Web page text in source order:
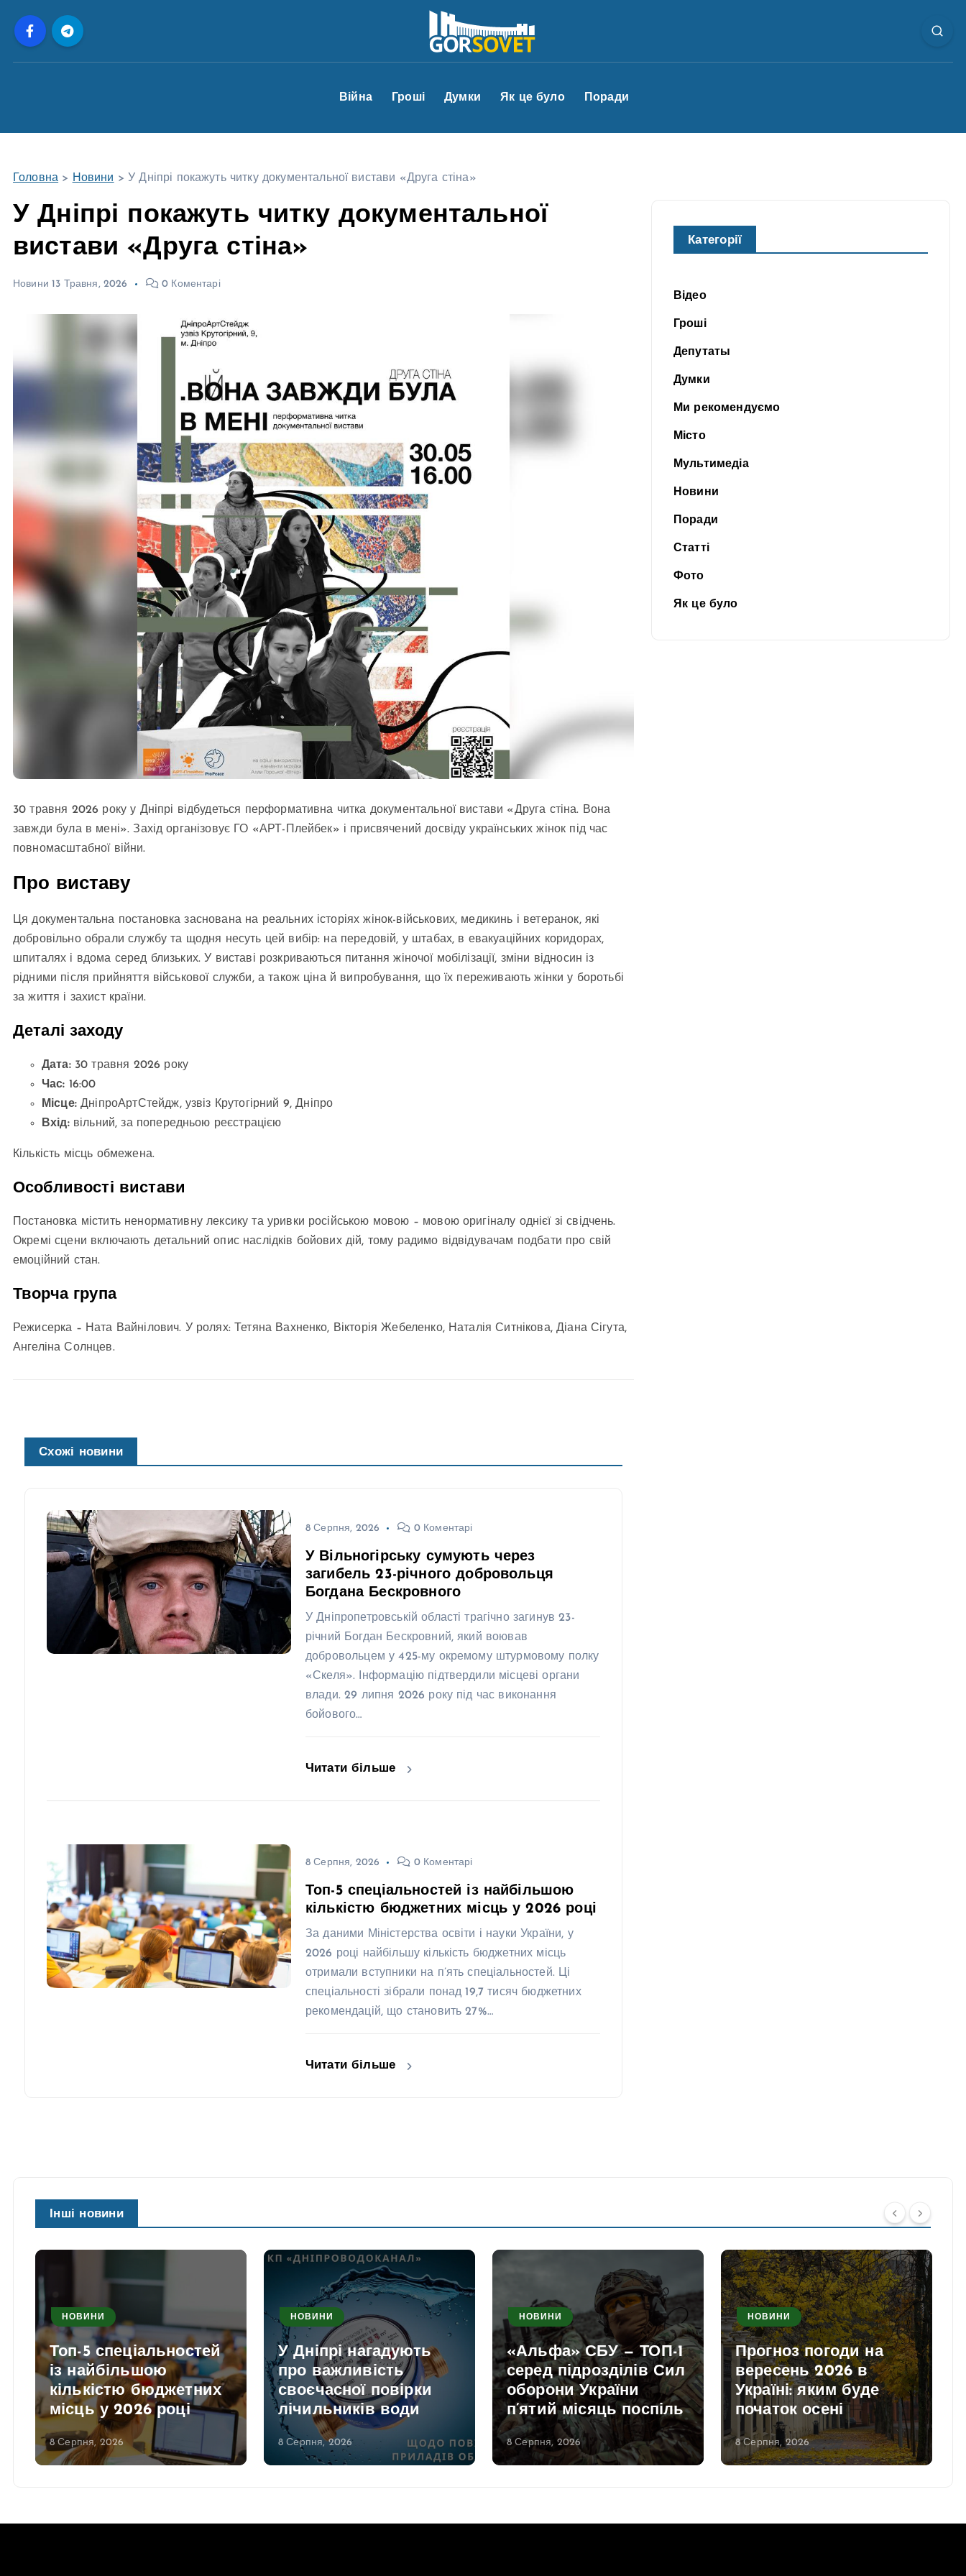
Війна Гроші Думки Як це було Поради
Головна > Новини > У Дніпрі покажуть читку документальної вистави «Друга стіна»
У Дніпрі покажуть читку документальної
вистави «Друга стіна»
Новини 13 Травня, 2026 0 Коментарі
30 травня 2026 року у Дніпрі відбудеться перформативна читка документальної вистави «Друга стіна. Вона
завжди була в мені». Захід організовує ГО «АРТ-Плейбек» і присвячений досвіду українських жінок під час
повномасштабної війни.
Про виставу
Ця документальна постановка заснована на реальних історіях жінок-військових, медикинь і ветеранок, які
добровільно обрали службу та щодня несуть цей вибір: на передовій, у штабах, в евакуаційних коридорах,
шпиталях і вдома серед близьких. У виставі розкриваються питання жіночої мобілізації, зміни відносин із
рідними після прийняття військової служби, а також ціна й випробування, що їх переживають жінки у боротьбі
за життя і захист країни.
Деталі заходу
Дата:30 травня 2026 року
Час: 16:00
Місце:ДніпроАртСтейдж, узвіз Крутогірний 9, Дніпро
Вхід:вільний, за попередньою реєстрацією
Кількість місць обмежена.
Особливості вистави
Постановка містить ненормативну лексику та уривки російською мовою – мовою оригіналу однієї зі свідчень.
Окремі сцени включають детальний опис наслідків бойових дій, тому радимо відвідувачам подбати про свій
емоційний стан.
Творча група
Режисерка – Ната Вайнілович. У ролях: Тетяна Вахненко, Вікторія Жебеленко, Наталія Ситнікова, Діана Сігута,
Ангеліна Солнцев.
Схожі новини
8 Серпня, 2026 0 Коментарі
У Вільногірську сумують через
загибель 23-річного добровольця
Богдана Бескровного
У Дніпропетровській області трагічно загинув 23-
річний Богдан Бескровний, який воював
добровольцем у 425-му окремому штурмовому полку
«Скеля». Інформацію підтвердили місцеві органи
влади. 29 липня 2026 року під час виконання
бойового…
Читати більше
8 Серпня, 2026 0 Коментарі
Топ-5 спеціальностей із найбільшою
кількістю бюджетних місць у 2026 році
За даними Міністерства освіти і науки України, у
2026 році найбільшу кількість бюджетних місць
отримали вступники на п’ять спеціальностей. Ці
спеціальності зібрали понад 19,7 тисяч бюджетних
рекомендацій, що становить 27%…
Читати більше
Категорії
Відео
Гроші
Депутаты
Думки
Ми рекомендуємо
Місто
Мультимедіа
Новини
Поради
Статті
Фото
Як це було
Інші новини
НОВИНИ
Топ-5 спеціальностей
із найбільшою
кількістю бюджетних
місць у 2026 році
8 Серпня, 2026
НОВИНИ
У Дніпрі нагадують
про важливість
своєчасної повірки
лічильників води
8 Серпня, 2026
НОВИНИ
«Альфа» СБУ — ТОП-1
серед підрозділів Сил
оборони України
п’ятий місяць поспіль
8 Серпня, 2026
НОВИНИ
Прогноз погоди на
вересень 2026 в
Україні: яким буде
початок осені
8 Серпня, 2026